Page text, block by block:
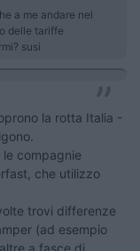
a me andare nel
delle tariffe
susi
la rotta Italia -
compagnie
che utilizzo
trovi differenze
(ad esempio